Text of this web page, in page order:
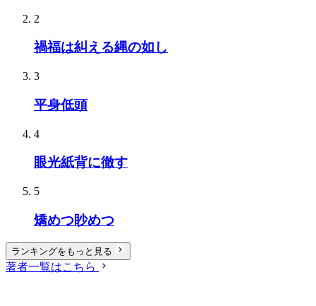
2
禍福は糾える縄の如し
3
平身低頭
4
眼光紙背に徹す
5
矯めつ眇めつ
ランキングをもっと見る
著者一覧はこちら